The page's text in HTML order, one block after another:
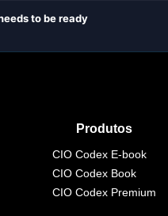
to be ready
Produtos
CIO Codex E-book
CIO Codex Book
CIO Codex Premium